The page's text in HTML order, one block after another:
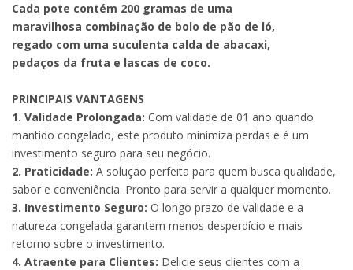
Cada pote contém 200 gramas de uma
maravilhosa combinação de bolo de pão de ló,
regado com uma suculenta calda de abacaxi,
pedaços da fruta e lascas de coco.
PRINCIPAIS VANTAGENS
1. Validade Prolongada: Com validade de 01 ano quando
mantido congelado, este produto minimiza perdas e é um
investimento seguro para seu negócio.
2. Praticidade: A solução perfeita para quem busca qualidade,
sabor e conveniência. Pronto para servir a qualquer momento.
3. Investimento Seguro: O longo prazo de validade e a
natureza congelada garantem menos desperdício e mais
retorno sobre o investimento.
4. Atraente para Clientes: Delicie seus clientes com a